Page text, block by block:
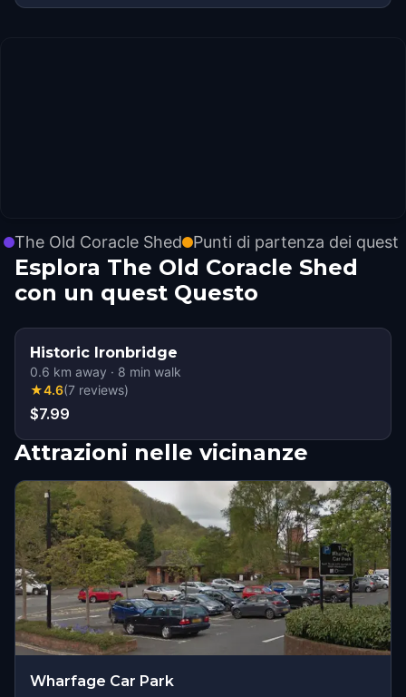
The Old Coracle Shed Punti di partenza dei quest
Esplora The Old Coracle Shed
con un quest Questo
Historic Ironbridge
0.6 km away · 8 min walk
★4.6(7 reviews)
$7.99
Attrazioni nelle vicinanze
Wharfage Car Park